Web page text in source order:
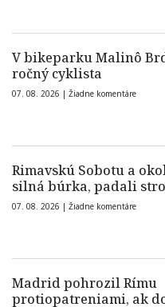
V bikeparku Malinô
ročný cyklista
07. 08. 2026 | Žiadne komentáre
Rimavskú Sobotu a
silná búrka, padali
07. 08. 2026 | Žiadne komentáre
Madrid pohrozil Rímu
protiopatreniami, ak